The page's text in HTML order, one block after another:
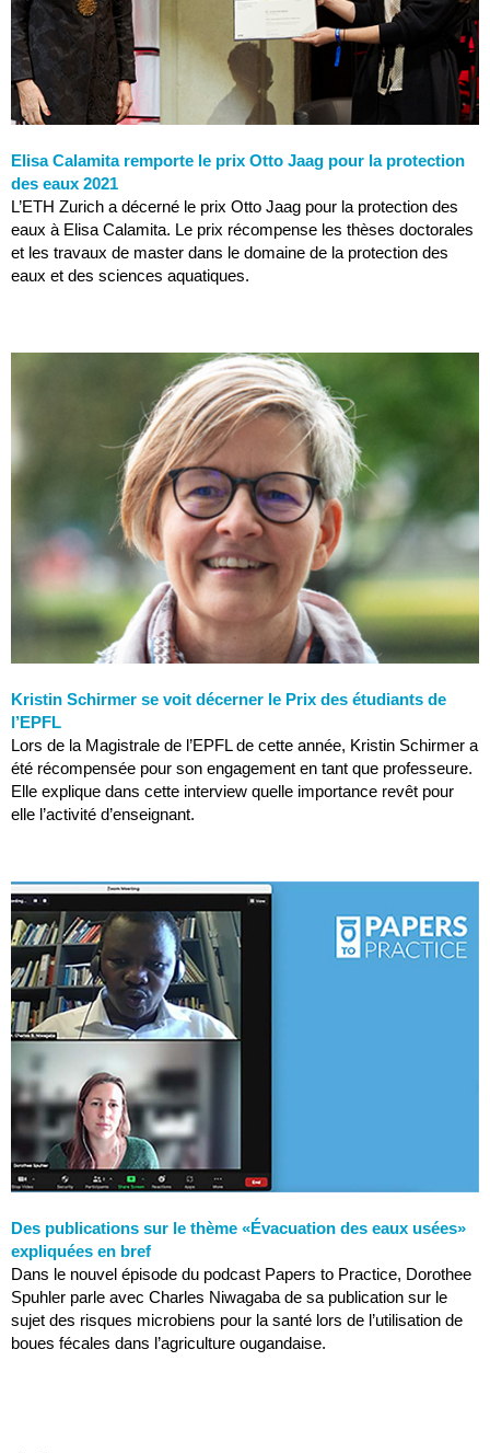
Elisa Calamita remporte le prix Otto Jaag pour la protection
des eaux 2021
L’ETH Zurich a décerné le prix Otto Jaag pour la protection des
eaux à Elisa Calamita. Le prix récompense les thèses doctorales
et les travaux de master dans le domaine de la protection des
eaux et des sciences aquatiques.
Kristin Schirmer se voit décerner le Prix des étudiants de
l’EPFL
Lors de la Magistrale de l’EPFL de cette année, Kristin Schirmer a
été récompensée pour son engagement en tant que professeure.
Elle explique dans cette interview quelle importance revêt pour
elle l’activité d’enseignant.
Des publications sur le thème «Évacuation des eaux usées»
expliquées en bref
Dans le nouvel épisode du podcast Papers to Practice, Dorothee
Spuhler parle avec Charles Niwagaba de sa publication sur le
sujet des risques microbiens pour la santé lors de l’utilisation de
boues fécales dans l’agriculture ougandaise.